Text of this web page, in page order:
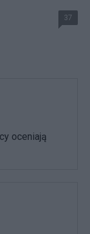
37
oceniają